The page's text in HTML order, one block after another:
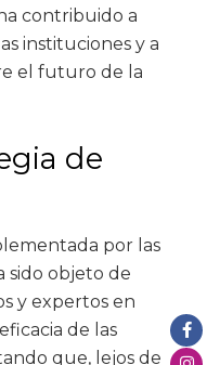
contribuido a
instituciones y a
el futuro de la
de
por las
sido objeto de
y expertos en
de las
que, lejos de